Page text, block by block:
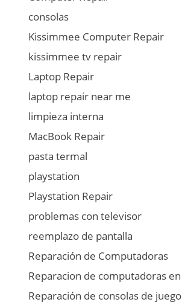
consolas
Kissimmee Computer Repair
kissimmee tv repair
Laptop Repair
laptop repair near me
limpieza interna
MacBook Repair
pasta termal
playstation
Playstation Repair
problemas con televisor
reemplazo de pantalla
Reparación de Computadoras
Reparacion de computadoras
Reparación de consolas de